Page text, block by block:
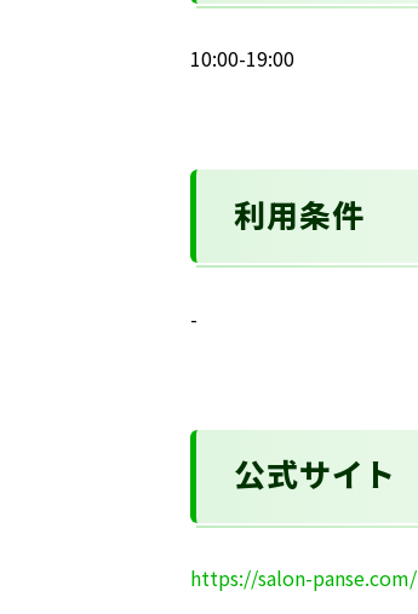
10:00-19:00
利用条件
-
公式サイト
https://salon-panse.com/